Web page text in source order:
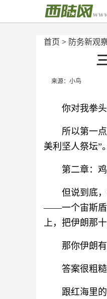
首页 > 防务新观
来源：小鸟
你对我拳
所以第一
美利坚人祭坛”
第二章：
但说到底
——一个宙斯盾
上，把伊朗那
那你伊朗
答案很粗
跟红海里